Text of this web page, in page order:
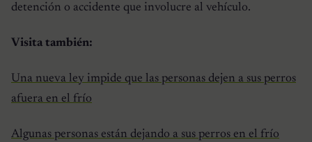
detención o accidente que involucre al vehículo.
Visita también:
Una nueva ley impide que las personas dejen a sus perros
afuera en el frío
Algunas personas están dejando a sus perros en el frío